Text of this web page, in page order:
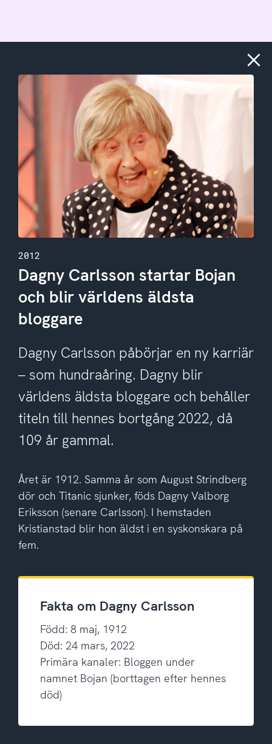
Stäng
2012
Dagny Carlsson startar Bojan
och blir världens äldsta
bloggare
Dagny Carlsson påbörjar en ny karriär
– som hundraåring. Dagny blir
världens äldsta bloggare och behåller
titeln till hennes bortgång 2022, då
109 år gammal.
Året är 1912. Samma år som August Strindberg
dör och Titanic sjunker, föds Dagny Valborg
Eriksson (senare Carlsson). I hemstaden
Kristianstad blir hon äldst i en syskonskara på
fem.
Fakta om Dagny Carlsson
Född: 8 maj, 1912
Död: 24 mars, 2022
Primära kanaler: Bloggen under
namnet Bojan (borttagen efter hennes
död)